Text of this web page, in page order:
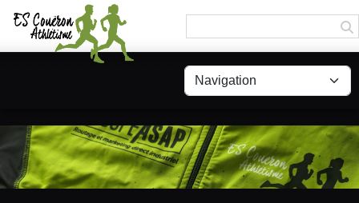
Panneau de gestion des cookies